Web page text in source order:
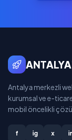
ANTALYA
Antalya merkezli
kurumsal ve e-
mobil öncelikli
f ig x